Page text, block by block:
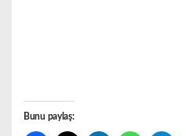
Bunu paylaş: